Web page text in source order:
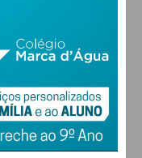
PAÇOS DE